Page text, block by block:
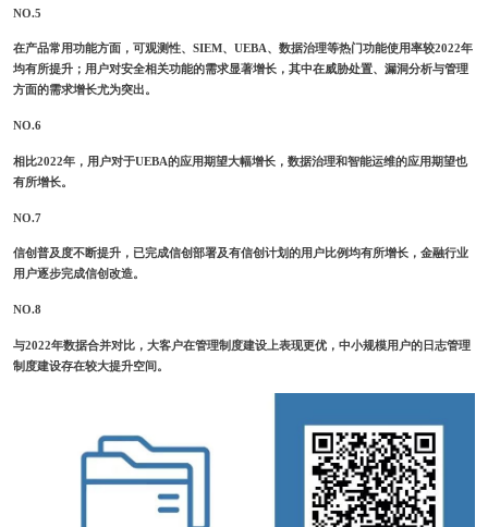
NO.5
在产品常用功能方面，可观测性、SIEM、UEBA、数据治理等热门功能使用率较2022年
均有所提升；用户对安全相关功能的需求显著增长，其中在威胁处置、漏洞分析与管理
方面的需求增长尤为突出。
NO.6
相比2022年，用户对于UEBA的应用期望大幅增长，数据治理和智能运维的应用期望也
有所增长。
NO.7
信创普及度不断提升，已完成信创部署及有信创计划的用户比例均有所增长，金融行业
用户逐步完成信创改造。
NO.8
与2022年数据合并对比，大客户在管理制度建设上表现更优，中小规模用户的日志管理
制度建设存在较大提升空间。